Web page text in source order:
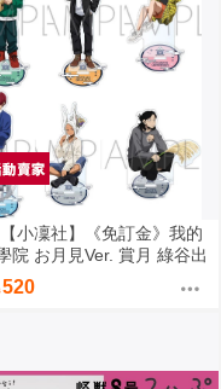
【小凜社】《免訂金》我的
院 お月見Ver. 賞月 綠谷出
勝己 麗日御茶子 轟焦凍
立牌 資料夾 貼紙
520